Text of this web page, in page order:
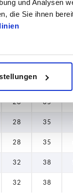
und Analysen
die Sie ihnen
24 30
28 35
28 35
28 35
28 35
32 38
32 38